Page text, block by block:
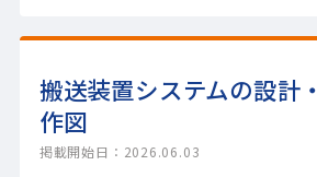
搬送装置システムの設計・
作図
掲載開始日：2026.06.03